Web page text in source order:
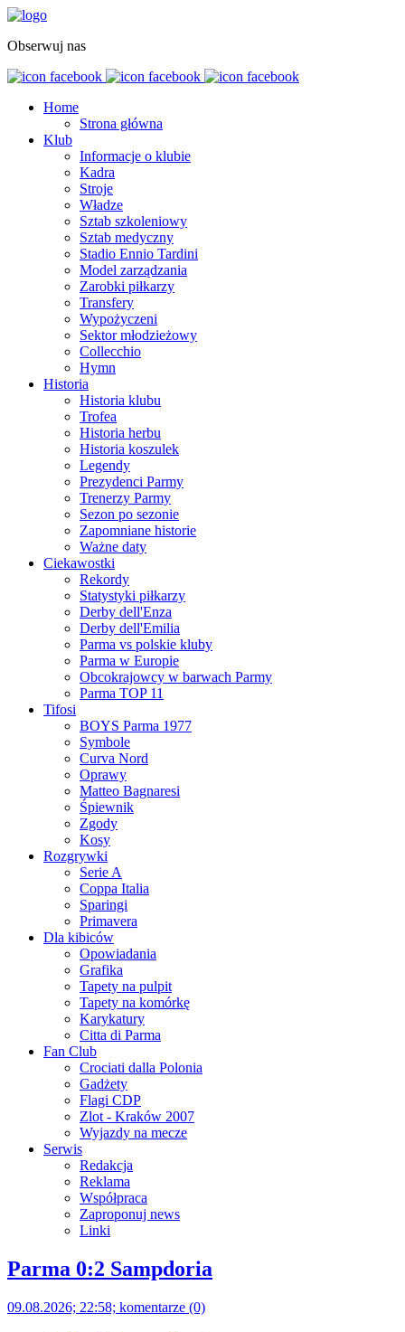
Obserwuj nas
Home
Strona główna
Klub
Informacje o klubie
Kadra
Stroje
Władze
Sztab szkoleniowy
Sztab medyczny
Stadio Ennio Tardini
Model zarządzania
Zarobki piłkarzy
Transfery
Wypożyczeni
Sektor młodzieżowy
Collecchio
Hymn
Historia
Historia klubu
Trofea
Historia herbu
Historia koszulek
Legendy
Prezydenci Parmy
Trenerzy Parmy
Sezon po sezonie
Zapomniane historie
Ważne daty
Ciekawostki
Rekordy
Statystyki piłkarzy
Derby dell'Enza
Derby dell'Emilia
Parma vs polskie kluby
Parma w Europie
Obcokrajowcy w barwach Parmy
Parma TOP 11
Tifosi
BOYS Parma 1977
Symbole
Curva Nord
Oprawy
Matteo Bagnaresi
Śpiewnik
Zgody
Kosy
Rozgrywki
Serie A
Coppa Italia
Sparingi
Primavera
Dla kibiców
Opowiadania
Grafika
Tapety na pulpit
Tapety na komórkę
Karykatury
Citta di Parma
Fan Club
Crociati dalla Polonia
Gadżety
Flagi CDP
Zlot - Kraków 2007
Wyjazdy na mecze
Serwis
Redakcja
Reklama
Współpraca
Zaproponuj news
Linki
Parma 0:2 Sampdoria
09.08.2026; 22:58; komentarze (0)